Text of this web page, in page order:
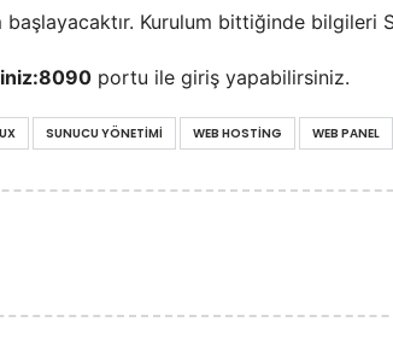
başlayacaktır. Kurulum bittiğinde bilgileri
portu ile giriş yapabilirsiniz.
SUNUCU YÖNETIMI WEB HOSTING WEB PANEL